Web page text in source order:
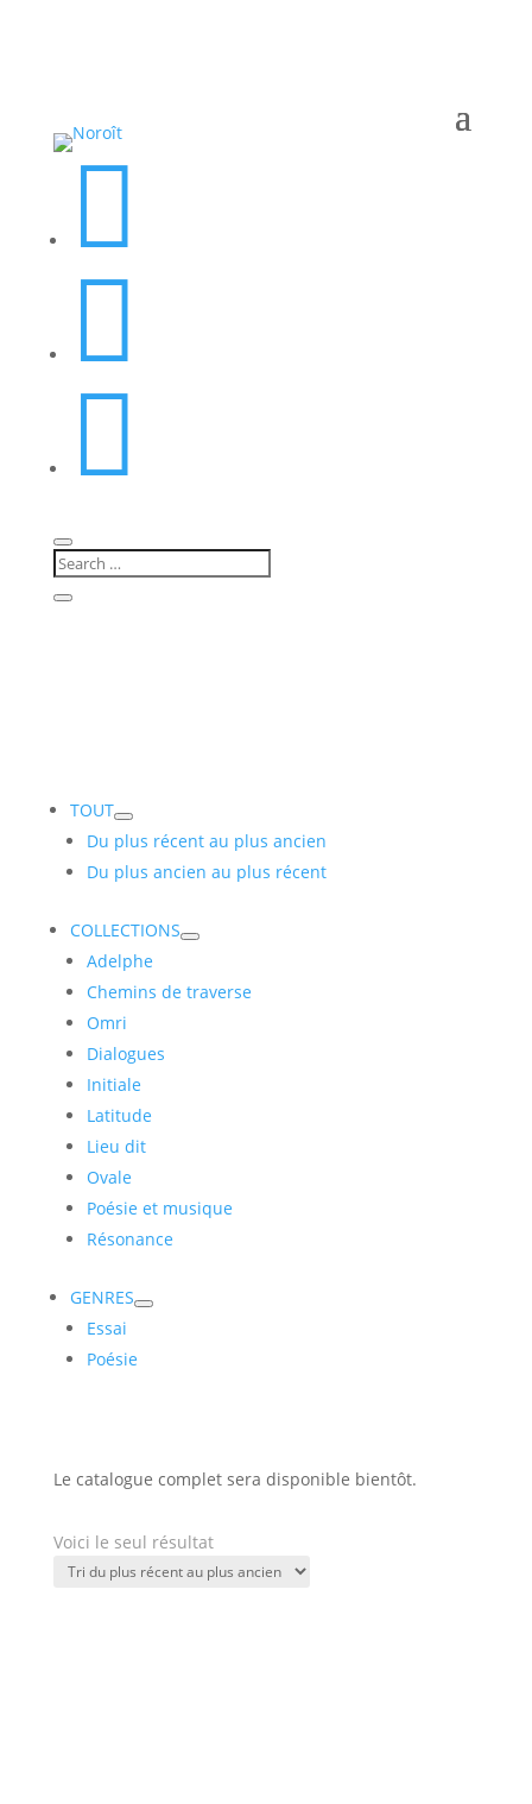



TOUT
Du plus récent au plus ancien
Du plus ancien au plus récent
COLLECTIONS
Adelphe
Chemins de traverse
Omri
Dialogues
Initiale
Latitude
Lieu dit
Ovale
Poésie et musique
Résonance
GENRES
Essai
Poésie
Le catalogue complet sera disponible bientôt.
Voici le seul résultat